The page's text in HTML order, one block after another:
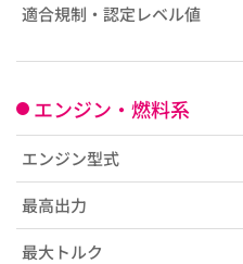
適合規制・認定レベル値
エンジン・燃料系
エンジン型式
最高出力
最大トルク